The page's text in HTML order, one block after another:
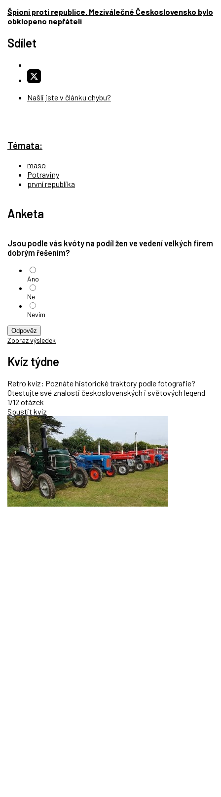
Špioni proti republice. Meziválečné Československo bylo
obklopeno nepřáteli
Sdílet
Našli jste v článku chybu?
Témata:
maso
Potraviny
první republika
Anketa
Jsou podle vás kvóty na podíl žen ve vedení velkých firem
dobrým řešením?
Ano
Ne
Nevím
Odpověz
Zobraz výsledek
Kvíz týdne
Retro kvíz: Poznáte historické traktory podle fotografie?
Otestujte své znalosti československých i světových legend
1/12 otázek
Spustit kvíz